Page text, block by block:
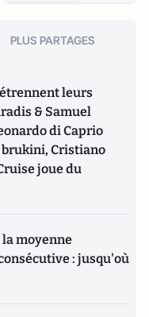
PLUS PARTAGES
leurs
& Samuel
di Caprio
Cristiano
joue du
la moyenne
: jusqu'où